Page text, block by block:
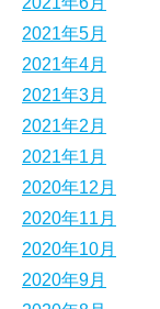
2021年5月
2021年4月
2021年3月
2021年2月
2021年1月
2020年12月
2020年11月
2020年10月
2020年9月